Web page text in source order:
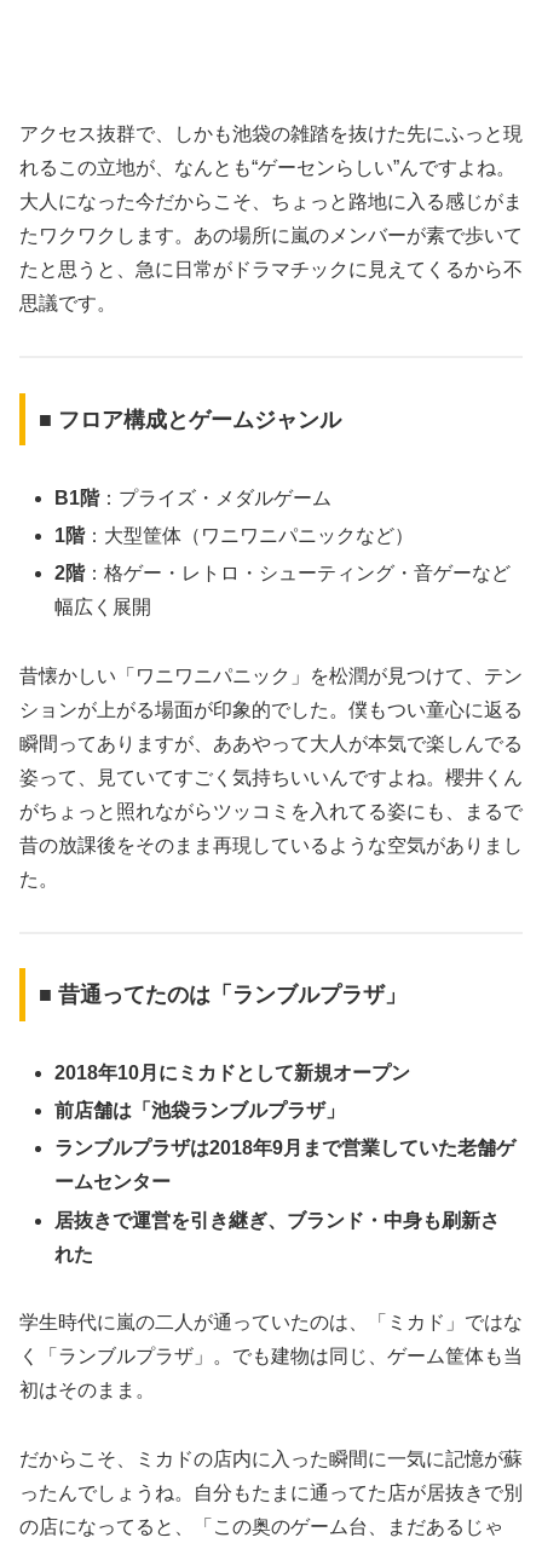
アクセス抜群で、しかも池袋の雑踏を抜けた先にふっと現
れるこの立地が、なんとも“ゲーセンらしい”んですよね。
大人になった今だからこそ、ちょっと路地に入る感じがま
たワクワクします。あの場所に嵐のメンバーが素で歩いて
たと思うと、急に日常がドラマチックに見えてくるから不
思議です。
■ フロア構成とゲームジャンル
B1階：プライズ・メダルゲーム
1階：大型筐体（ワニワニパニックなど）
2階：格ゲー・レトロ・シューティング・音ゲーなど
幅広く展開
昔懐かしい「ワニワニパニック」を松潤が見つけて、テン
ションが上がる場面が印象的でした。僕もつい童心に返る
瞬間ってありますが、ああやって大人が本気で楽しんでる
姿って、見ていてすごく気持ちいいんですよね。櫻井くん
がちょっと照れながらツッコミを入れてる姿にも、まるで
昔の放課後をそのまま再現しているような空気がありまし
た。
■ 昔通ってたのは「ランブルプラザ」
2018年10月にミカドとして新規オープン
前店舗は「池袋ランブルプラザ」
ランブルプラザは2018年9月まで営業していた老舗ゲ
ームセンター
居抜きで運営を引き継ぎ、ブランド・中身も刷新さ
れた
学生時代に嵐の二人が通っていたのは、「ミカド」ではな
く「ランブルプラザ」。でも建物は同じ、ゲーム筐体も当
初はそのまま。
だからこそ、ミカドの店内に入った瞬間に一気に記憶が蘇
ったんでしょうね。自分もたまに通ってた店が居抜きで別
の店になってると、「この奥のゲーム台、まだあるじゃ